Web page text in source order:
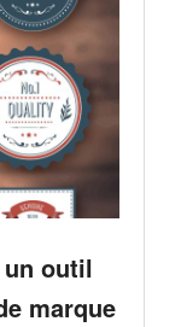
outil
marque